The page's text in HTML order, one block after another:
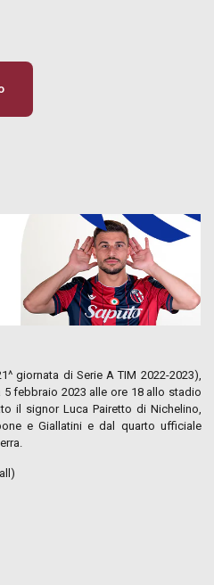
giornata di Serie A TIM 2022-2023),
febbraio 2023 alle ore 18 allo stadio
il signor Luca Pairetto di Nichelino,
e Giallatini e dal quarto ufficiale